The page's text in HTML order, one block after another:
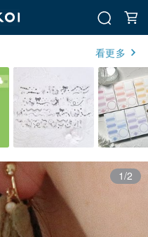
看更多
1/2